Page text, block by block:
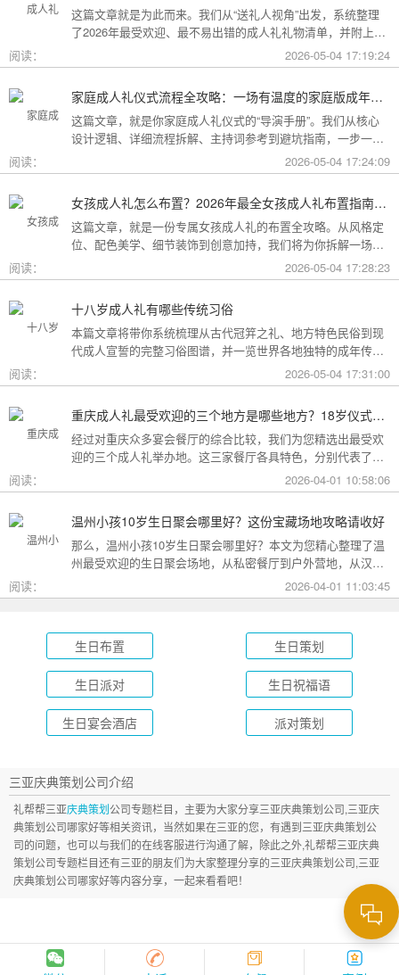
这篇文章就是为此而来。我们从“送礼人视角”出发，系统整理
了2026年最受欢迎、最不易出错的成人礼礼物清单，并附上挑
选逻辑和避坑指南，帮你用一份恰到好处的心意，为孩子（或
朋友）的18岁写下最温暖的注脚。
阅读： 2026-05-04 17:19:24
家庭成人礼仪式流程全攻略：一场有温度的家庭版成年加冕仪式
这篇文章，就是你家庭成人礼仪式的“导演手册”。我们从核心
设计逻辑、详细流程拆解、主持词参考到避坑指南，一步一步
帮你在家里，为18岁的孩子完成一场笑泪交织、铭记终生的成
年加冕。
阅读： 2026-05-04 17:24:09
女孩成人礼怎么布置？2026年最全女孩成人礼布置指南：从梦幻公主风到酷飒个性范，打造专属她的成年盛典
这篇文章，就是一份专属女孩成人礼的布置全攻略。从风格定
位、配色美学、细节装饰到创意加持，我们将为你拆解一场值
得她铭记一生的成人礼，究竟该如何打造。
阅读： 2026-05-04 17:28:23
十八岁成人礼有哪些传统习俗
本篇文章将带你系统梳理从古代冠笄之礼、地方特色民俗到现
代成人宣誓的完整习俗图谱，并一览世界各地独特的成年传
阅读： 2026-05-04 17:31:00
重庆成人礼最受欢迎的三个地方是哪些地方？18岁仪式感首选这三家
经过对重庆众多宴会餐厅的综合比较，我们为您精选出最受欢
迎的三个成人礼举办地。这三家餐厅各具特色，分别代表了文
化格调、传统品质与新奇体验三个不同方向，能够满足不同家
庭的需求。
阅读： 2026-04-01 10:58:06
温州小孩10岁生日聚会哪里好？这份宝藏场地攻略请收好
那么，温州小孩10岁生日聚会哪里好？本文为您精心整理了温
州最受欢迎的生日聚会场地，从私密餐厅到户外营地，从汉服
成长礼到绿茵场派对，总有一款适合您的孩子！
阅读： 2026-04-01 11:03:45
生日布置 生日策划
生日派对 生日祝福语
生日宴会酒店 派对策划
三亚庆典策划公司介绍
礼帮帮三亚庆典策划公司专题栏目，主要为大家分享三亚庆典策划公司,三亚庆
典策划公司哪家好等相关资讯，当然如果在三亚的您，有遇到三亚庆典策划公
司的问题，也可以与我们的在线客服进行沟通了解，除此之外,礼帮帮三亚庆典
策划公司专题栏目还有三亚的朋友们为大家整理分享的三亚庆典策划公司,三亚
庆典策划公司哪家好等内容分享，一起来看看吧！